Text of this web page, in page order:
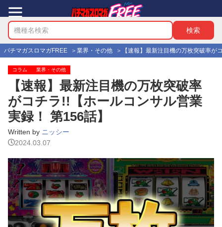
パチマガスロマガFREE 業界・その他 【速報】最新注目機の万枚突破率
コラム 業界・その他
【速報】最新注目機の万枚突破率
がコチラ!!【ホールコンサル営業
実録！ 第156話】
Written by ニッシー
2024.03.07